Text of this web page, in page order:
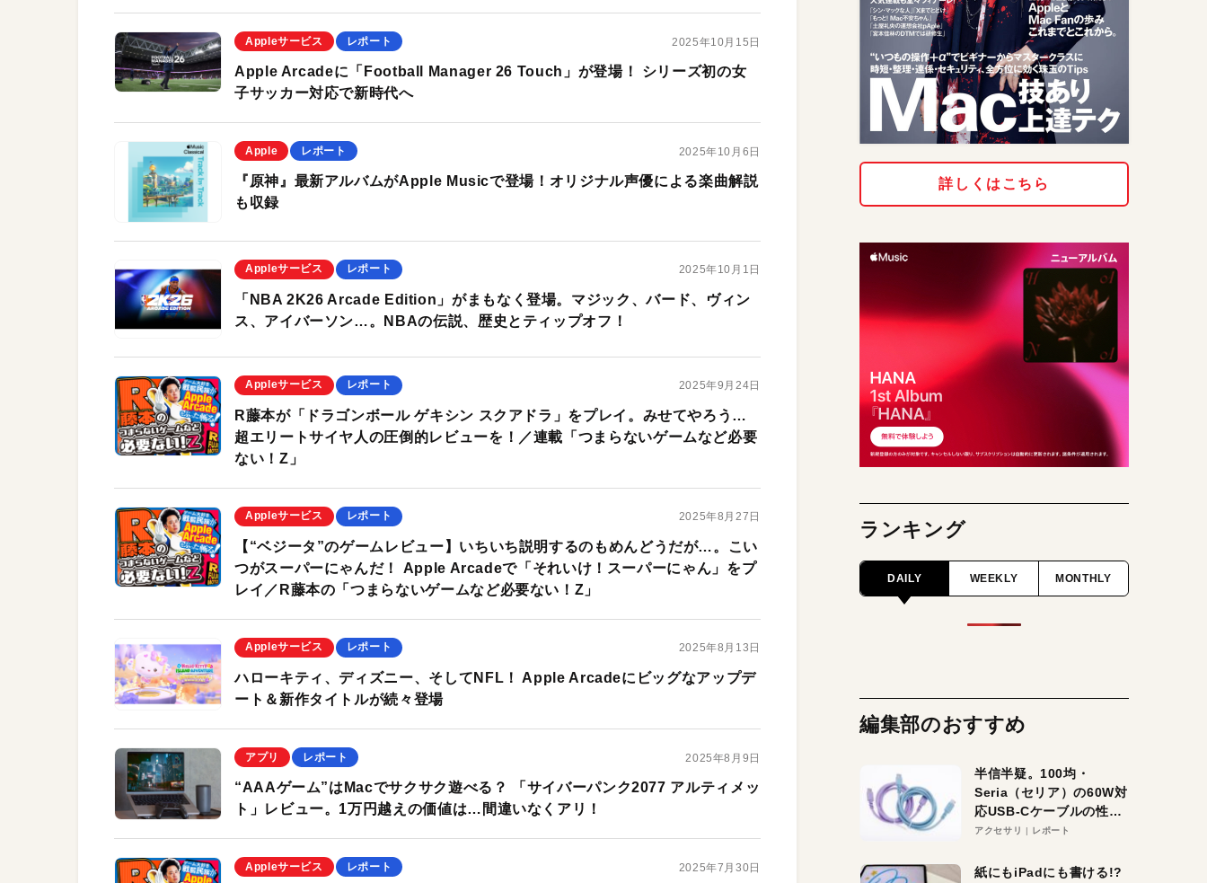
Appleサービス レポート 2025年10月15日
Apple Arcadeに「Football Manager 26 Touch」が登場！ シリーズ初の女
子サッカー対応で新時代へ
Apple レポート 2025年10月6日
『原神』最新アルバムがApple Musicで登場！オリジナル声優による楽曲解説
も収録
Appleサービス レポート 2025年10月1日
「NBA 2K26 Arcade Edition」がまもなく登場。マジック、バード、ヴィン
ス、アイバーソン…。NBAの伝説、歴史とティップオフ！
Appleサービス レポート 2025年9月24日
R藤本が「ドラゴンボール ゲキシン スクアドラ」をプレイ。みせてやろう…
超エリートサイヤ人の圧倒的レビューを！／連載「つまらないゲームなど必要
ない！Z」
Appleサービス レポート 2025年8月27日
【“ベジータ”のゲームレビュー】いちいち説明するのもめんどうだが…。こい
つがスーパーにゃんだ！ Apple Arcadeで「それいけ！スーパーにゃん」をプ
レイ／R藤本の「つまらないゲームなど必要ない！Z」
Appleサービス レポート 2025年8月13日
ハローキティ、ディズニー、そしてNFL！ Apple Arcadeにビッグなアップデ
ート＆新作タイトルが続々登場
アプリ レポート 2025年8月9日
“AAAゲーム”はMacでサクサク遊べる？ 「サイバーパンク2077 アルティメッ
ト」レビュー。1万円越えの価値は…間違いなくアリ！
Appleサービス レポート 2025年7月30日
詳しくはこちら
ランキング
DAILY WEEKLY MONTHLY
編集部のおすすめ
半信半疑。100均・
Seria（セリア）の60W対
応USB-Cケーブルの性能
を検証。超コスパの1本を
アクセサリ レポート
紙にもiPadにも書ける!?